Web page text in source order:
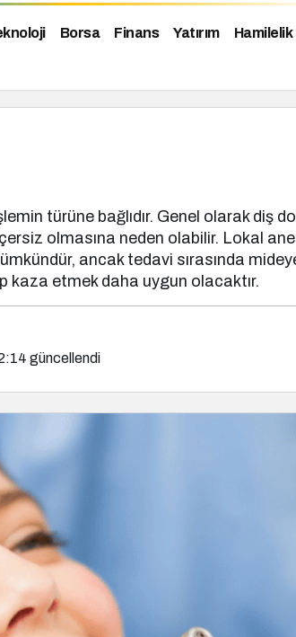
Borsa Finans Yatırım
türüne bağlıdır. Genel olarak
olmasına neden olabilir. Lokal
ancak tedavi sırasında
kaza etmek daha uygun olacaktır.
güncellendi